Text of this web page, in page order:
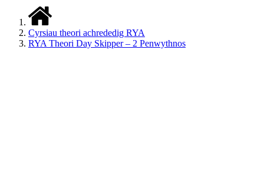
Cyrsiau theori achrededig RYA
RYA Theori Day Skipper – 2 Penwythnos